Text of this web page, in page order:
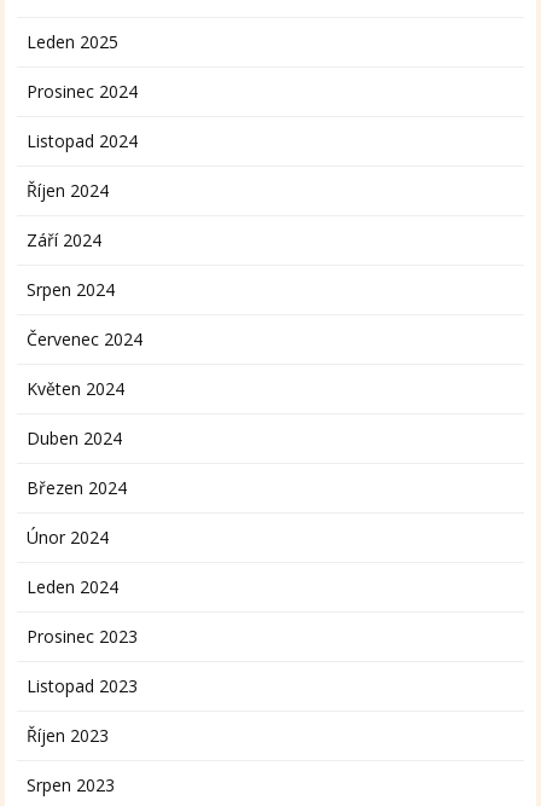
Leden 2025
Prosinec 2024
Listopad 2024
Říjen 2024
Září 2024
Srpen 2024
Červenec 2024
Květen 2024
Duben 2024
Březen 2024
Únor 2024
Leden 2024
Prosinec 2023
Listopad 2023
Říjen 2023
Srpen 2023